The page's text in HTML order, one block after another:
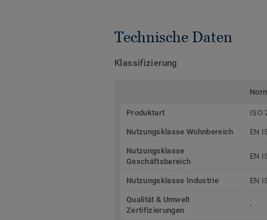
Technische Daten
Klassifizierung
Produktart ISO
Nutzungsklasse Wohnbereich EN
Nutzungsklasse
Geschäftsbereich
EN
Nutzungsklasse Industrie EN
Qualität & Umwelt
Zertifizierungen
-